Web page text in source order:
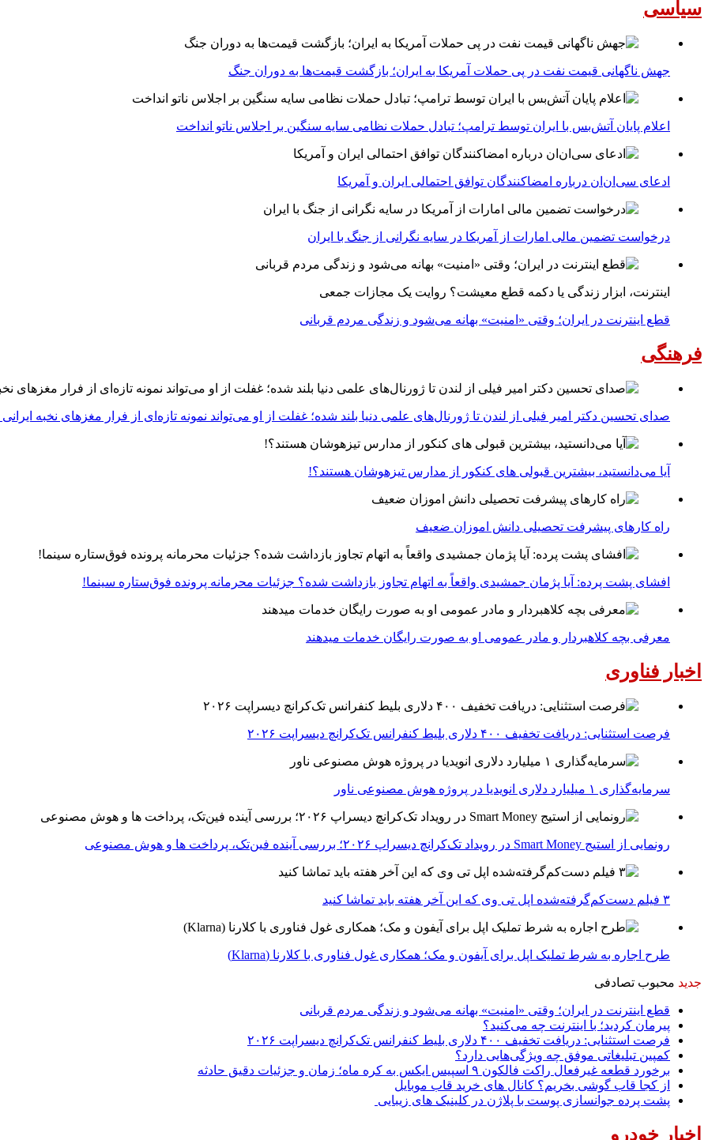
سیاسی
جهش ناگهانی قیمت نفت در پی حملات آمریکا به ایران؛ بازگشت قیمت‌ها به دوران جنگ
اعلام پایان آتش‌بس با ایران توسط ترامپ؛ تبادل حملات نظامی سایه سنگین بر اجلاس ناتو انداخت
ادعای سی‌ان‌ان درباره امضاکنندگان توافق احتمالی ایران و آمریکا
درخواست تضمین مالی امارات از آمریکا در سایه نگرانی از جنگ با ایران
اینترنت، ابزار زندگی یا دکمه قطع معیشت؟ روایت یک مجازات جمعی
قطع اینترنت در ایران؛ وقتی «امنیت» بهانه می‌شود و زندگی مردم قربانی
فرهنگی
صدای تحسین دکتر امیر فیلی از لندن تا ژورنال‌های علمی دنیا بلند شده؛ غفلت از او می‌تواند نمونه تازه‌ای از فرار مغزهای نخبه ایرانی
آیا می‌دانستید، بیشترین قبولی های کنکور از مدارس تیزهوشان هستند؟!
راه کارهای پیشرفت تحصیلی دانش اموزان ضعیف
افشای پشت پرده: آیا پژمان جمشیدی واقعاً به اتهام تجاوز بازداشت شده؟ جزئیات محرمانه پرونده فوق‌ستاره سینما!
معرفی بچه کلاهبردار و مادر عمومی او به صورت رایگان خدمات میدهند
اخبار فناوری
فرصت استثنایی: دریافت تخفیف ۴۰۰ دلاری بلیط کنفرانس تک‌کرانچ دیسراپت ۲۰۲۶
سرمایه‌گذاری ۱ میلیارد دلاری انویدیا در پروژه هوش مصنوعی ناور
رونمایی از استیج Smart Money در رویداد تک‌کرانچ دیسراپ ۲۰۲۶؛ بررسی آینده فین‌تک، پرداخت‌ ها و هوش مصنوعی
۳ فیلم دست‌کم‌گرفته‌شده اپل تی وی که این آخر هفته باید تماشا کنید
طرح اجاره به شرط تملیک اپل برای آیفون و مک؛ همکاری غول فناوری با کلارنا (Klarna)
جدید محبوب تصادفی
قطع اینترنت در ایران؛ وقتی «امنیت» بهانه می‌شود و زندگی مردم قربانی
پیرمان کردید؛ با اینترنت چه می‌کنید؟
فرصت استثنایی: دریافت تخفیف ۴۰۰ دلاری بلیط کنفرانس تک‌کرانچ دیسراپت ۲۰۲۶
کمپین تبلیغاتی موفق چه ویژگی‌هایی دارد؟
برخورد قطعه غیرفعال راکت فالکون ۹ اسپیس ایکس به کره ماه؛ زمان و جزئیات دقیق حادثه
از کجا قاب گوشی بخریم؟ کانال های خرید قاب موبایل
پشت پرده جوانسازی پوست با پلاژن در کلینیک های زیبایی
اخبار خودرو